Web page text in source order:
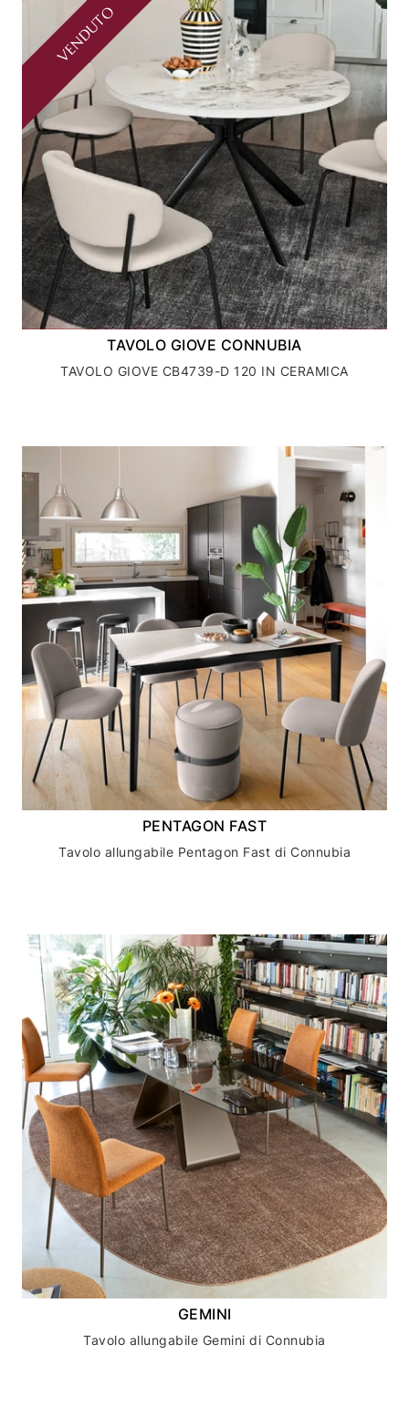
TAVOLO GIOVE CONNUBIA
TAVOLO GIOVE CB4739-D 120 IN CERAMICA
VENDUTO
PENTAGON FAST
Tavolo allungabile Pentagon Fast di Connubia
GEMINI
Tavolo allungabile Gemini di Connubia